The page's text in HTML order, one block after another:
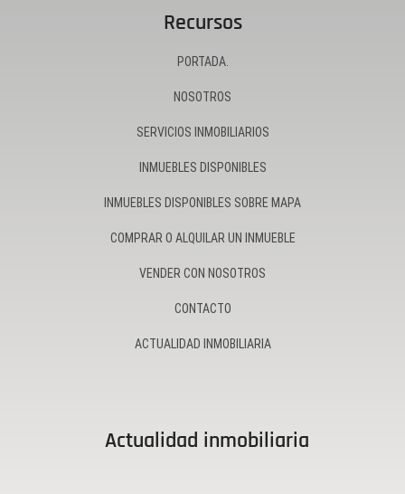
Recursos
PORTADA.
NOSOTROS
SERVICIOS INMOBILIARIOS
INMUEBLES DISPONIBLES
INMUEBLES DISPONIBLES SOBRE MAPA
COMPRAR O ALQUILAR UN INMUEBLE
VENDER CON NOSOTROS
CONTACTO
ACTUALIDAD INMOBILIARIA
Actualidad inmobiliaria